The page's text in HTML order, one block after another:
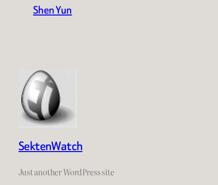
Shen Yun
SektenWatch
Just another WordPress site